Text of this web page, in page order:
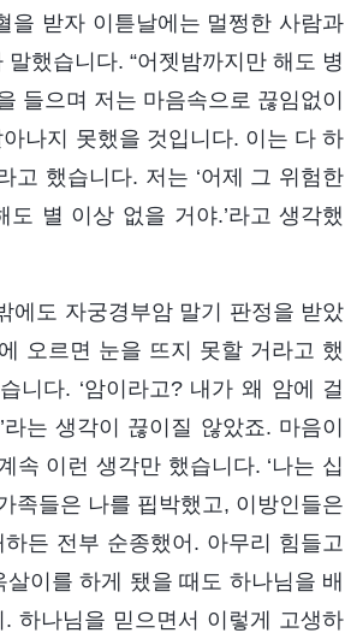
을 받자 이튿날에는 멀쩡한 사람과
했습니다. “어젯밤까지만 해도 병
들으며 저는 마음속으로 끊임없이
나지 못했을 것입니다. 이는 다 하
고 했습니다. 저는 ‘어제 그 위험한
별 이상 없을 거야.’라고 생각했
에도 자궁경부암 말기 판정을 받았
오르면 눈을 뜨지 못할 거라고 했
니다. ‘암이라고? 내가 왜 암에 걸
는 생각이 끊이질 않았죠. 마음이
이런 생각만 했습니다. ‘나는 십
족들은 나를 핍박했고, 이방인들은
든 전부 순종했어. 아무리 힘들고
이를 하게 됐을 때도 하나님을 배
하나님을 믿으면서 이렇게 고생하